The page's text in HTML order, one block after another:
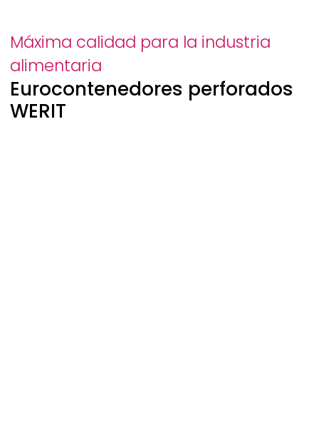
Máxima calidad para la industria
alimentaria
Eurocontenedores perforados
WERIT